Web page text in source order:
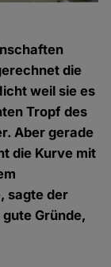
die
weil sie es
Tropf des
Aber gerade
die Kurve mit
sagte der
Gründe,